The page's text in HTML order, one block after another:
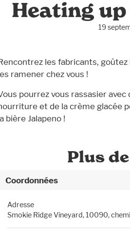
Heating
19
les fabricants,
ramener chez vous !
pourrez vous rassasier
et de la crème glacée
bière Jalapeno !
Plus
Coordonnées
Adresse
Smokie Ridge Vineyard, 10090,